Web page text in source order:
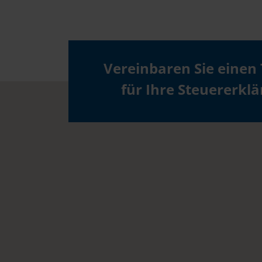
Vereinbaren Sie einen
für Ihre